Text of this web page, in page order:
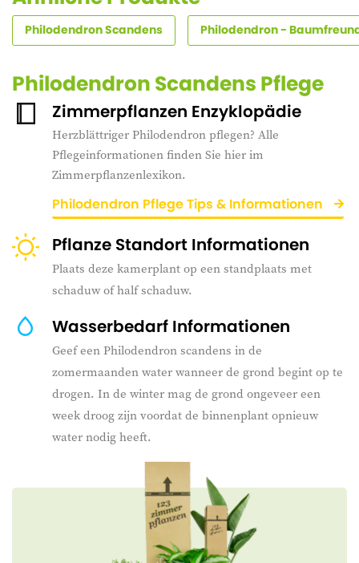
Philodendron Scandens Philodendron -
Philodendron Scandens Pflege
Zimmerpflanzen Enzyklopädie
Herzblättriger Philodendron pflegen? Alle
Pflegeinformationen finden Sie hier im
Zimmerpflanzenlexikon.
Philodendron Pflege Tips & Informationen
Pflanze Standort Informationen
Plaats deze kamerplant op een standplaats met
schaduw of half schaduw.
Wasserbedarf Informationen
Geef een Philodendron scandens in de
zomermaanden water wanneer de grond begint op te
drogen. In de winter mag de grond ongeveer een
week droog zijn voordat de binnenplant opnieuw
water nodig heeft.